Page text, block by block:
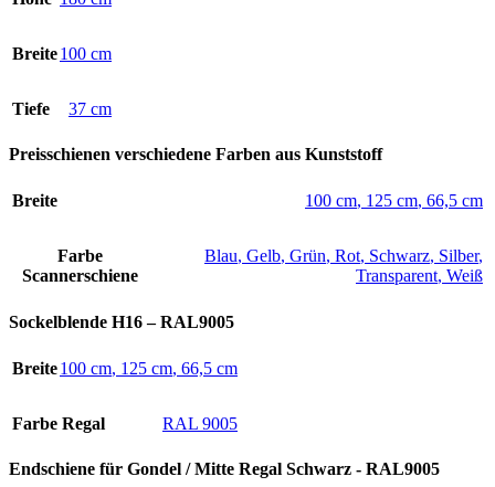
Breite100 cm
Tiefe 37 cm
Preisschienen verschiedene Farben aus Kunststoff
Breite 100 cm, 125 cm, 66,5 cm
Farbe
Scannerschiene
Blau, Gelb, Grün, Rot, Schwarz, Silber,
Transparent, Weiß
Sockelblende H16 – RAL9005
Breite100 cm, 125 cm, 66,5 cm
Farbe Regal RAL 9005
Endschiene für Gondel / Mitte Regal Schwarz - RAL9005